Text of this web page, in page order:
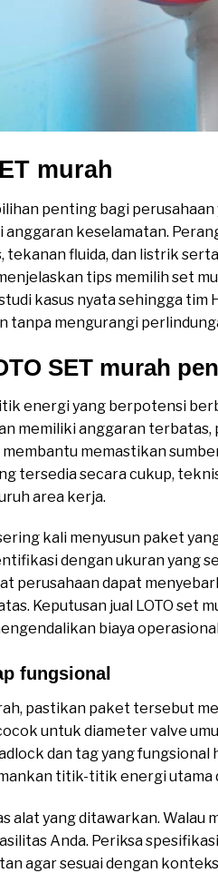
murah
penting bagi
anggaran keselamatan.
tekanan fluida, dan listrik
tips memilih set
kasus nyata sehingga tim
tanpa mengurangi
SET murah
energi yang berpotensi
memiliki anggaran
memastikan
tersedia secara cukup,
area kerja.
kali menyusun paket
dengan ukuran yang
perusahaan dapat
Keputusan jual LOTO set
biaya
fungsional
pastikan paket tersebut
untuk diameter valve
dan tag yang fungsional
titik-titik energi utama
alat yang ditawarkan. Walau
Anda. Periksa
agar sesuai dengan